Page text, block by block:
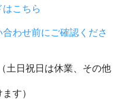
こちら
わせ前にご確認くださ
土日祝日は休業、その他
す）